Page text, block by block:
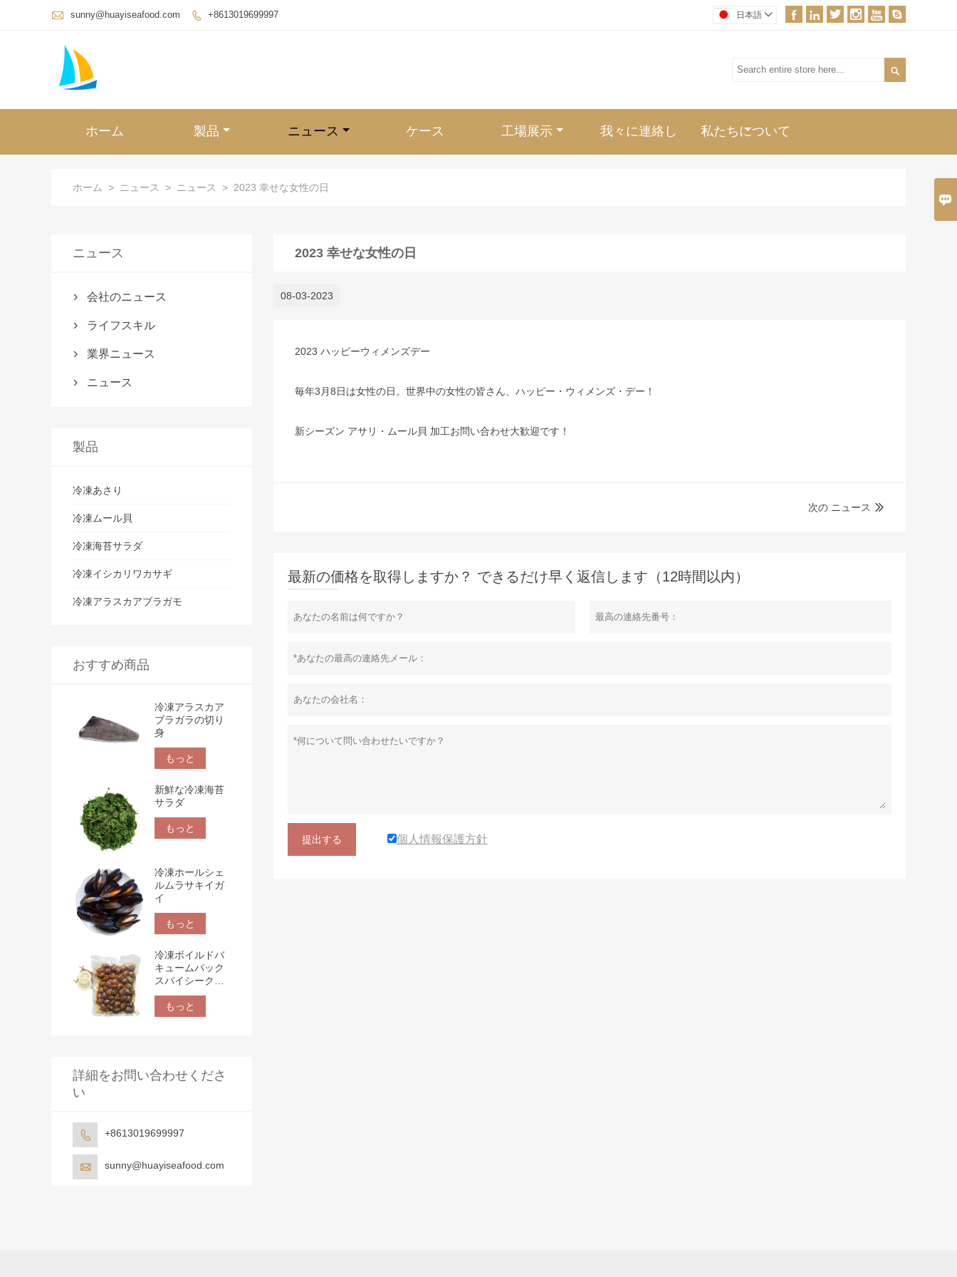

 sunny@huayiseafood.com  +8613019699997      
日本語 

ホーム 製品 ニュース ケース 工場展示 我々に連絡し 私たちについて
ホーム > ニュース > ニュース > 2023 幸せな女性の日
2023 幸せな女性の日
08-03-2023
2023 ハッピーウィメンズデー
毎年3月8日は女性の日。世界中の女性の皆さん、ハッピー・ウィメンズ・デー！
新シーズン アサリ・ムール貝 加工お問い合わせ大歓迎です！

次の ニュース
最新の価格を取得しますか？ できるだけ早く返信します（12時間以内）
提出する 個人情報保護方針
ニュース
 会社のニュース
 ライフスキル
 業界ニュース
 ニュース
製品
冷凍あさり
冷凍ムール貝
冷凍海苔サラダ
冷凍イシカリワカサギ
冷凍アラスカアブラガモ
おすすめ商品
冷凍アラスカア
ブラガラの切り
身
もっと
新鮮な冷凍海苔
サラダ
もっと
冷凍ホールシェ
ルムラサキイガ
イ
もっと
冷凍ボイルドバ
キュームパック
スパイシークラ
ム
もっと
詳細をお問い合わせくださ
い
 +8613019699997
 sunny@huayiseafood.com